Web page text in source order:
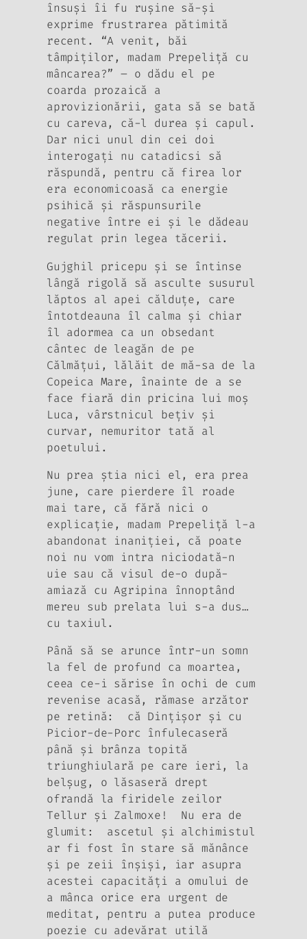
însuşi îi fu ruşine să-şi
exprime frustrarea pătimită
recent. “A venit, băi
tâmpiţilor, madam Prepeliţă cu
mâncarea?” – o dădu el pe
coarda prozaică a
aprovizionării, gata să se bată
cu careva, că-l durea şi capul.
Dar nici unul din cei doi
interogaţi nu catadicsi să
răspundă, pentru că firea lor
era economicoasă ca energie
psihică şi răspunsurile
negative între ei şi le dădeau
regulat prin legea tăcerii.
Gujghil pricepu şi se întinse
lângă rigolă să asculte susurul
lăptos al apei călduţe, care
întotdeauna îl calma şi chiar
îl adormea ca un obsedant
cântec de leagăn de pe
Călmăţui, lălăit de mă-sa de la
Copeica Mare, înainte de a se
face fiară din pricina lui moş
Luca, vârstnicul beţiv şi
curvar, nemuritor tată al
poetului.
Nu prea ştia nici el, era prea
june, care pierdere îl roade
mai tare, că fără nici o
explicaţie, madam Prepeliţă l-a
abandonat inaniţiei, că poate
noi nu vom intra niciodată-n
uie sau că visul de-o după-
amiază cu Agripina înnoptând
mereu sub prelata lui s-a dus…
cu taxiul.
Până să se arunce într-un somn
la fel de profund ca moartea,
ceea ce-i sărise în ochi de cum
revenise acasă, rămase arzător
pe retină: că Dinţişor şi cu
Picior-de-Porc înfulecaseră
până şi brânza topită
triunghiulară pe care ieri, la
belşug, o lăsaseră drept
ofrandă la firidele zeilor
Tellur şi Zalmoxe! Nu era de
glumit: ascetul şi alchimistul
ar fi fost în stare să mănânce
şi pe zeii înşişi, iar asupra
acestei capacităţi a omului de
a mânca orice era urgent de
meditat, pentru a putea produce
poezie cu adevărat utilă